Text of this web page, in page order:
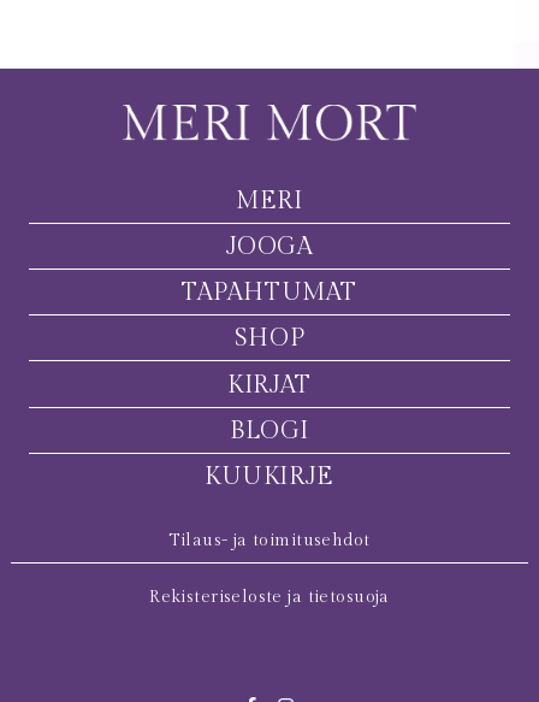
MERI
JOOGA
TAPAHTUMAT
SHOP
KIRJAT
BLOGI
KUUKIRJE
Tilaus- ja toimitusehdot
Rekisteriseloste ja tietosuoja